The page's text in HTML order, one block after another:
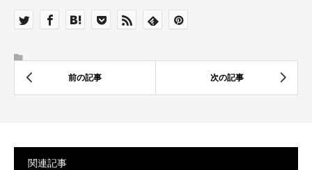
関連記事